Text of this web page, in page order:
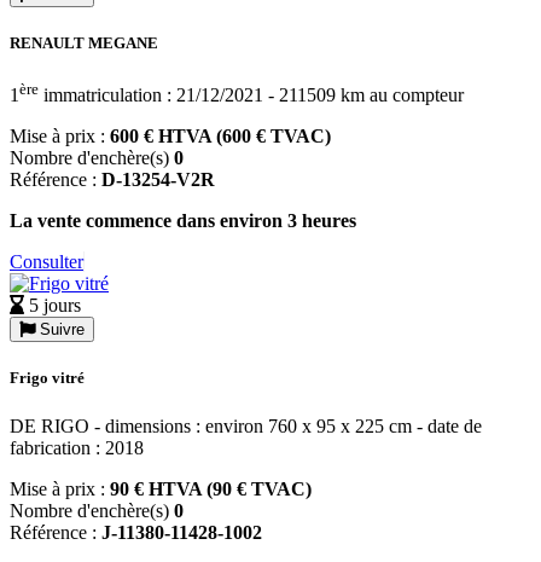
RENAULT MEGANE
1 ère immatriculation : 21/12/2021 - 211509 km au compteur
Mise à prix : 600 € HTVA (600 € TVAC)
Nombre d'enchère(s) 0
Référence : D-13254-V2R
La vente commence dans environ 3 heures
Consulter
5 jours
Suivre
Frigo vitré
DE RIGO - dimensions : environ 760 x 95 x 225 cm - date de
fabrication : 2018
Mise à prix : 90 € HTVA (90 € TVAC)
Nombre d'enchère(s) 0
Référence : J-11380-11428-1002